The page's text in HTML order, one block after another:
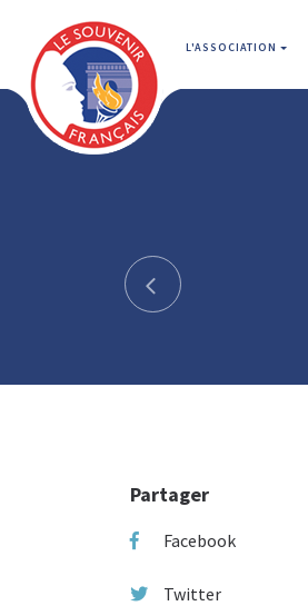
L'ASSOCIATION
Partager
Facebook
Twitter